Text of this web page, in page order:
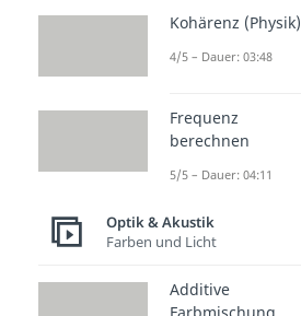
Kohärenz (Physik)
4/5 – Dauer: 03:48
Frequenz
berechnen
5/5 – Dauer: 04:11
Optik & Akustik
Farben und Licht
Additive